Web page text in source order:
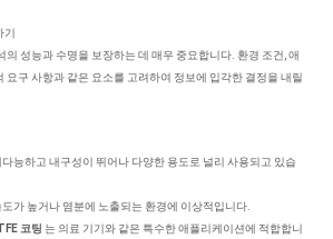
기
의 성능과 수명을 보장하는 데 매우 중요합니다. 환경 조건, 애
요구 사항과 같은 요소를 고려하여 정보에 입각한 결정을 내릴
능하고 내구성이 뛰어나 다양한 용도로 널리 사용되고 있습
도가 높거나 염분에 노출되는 환경에 이상적입니다.
코팅 는 의료 기기와 같은 특수한 애플리케이션에 적합합니